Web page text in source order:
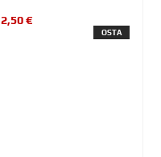
2,50 €
OSTA